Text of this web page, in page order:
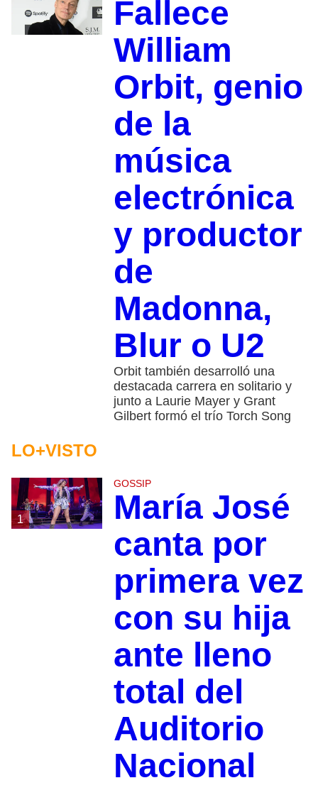
Fallece
William
Orbit, genio
de la
música
electrónica
y productor
de
Madonna,
Blur o U2
Orbit también desarrolló una
destacada carrera en solitario y
junto a Laurie Mayer y Grant
Gilbert formó el trío Torch Song
LO+VISTO
1
GOSSIP
María José
canta por
primera vez
con su hija
ante lleno
total del
Auditorio
Nacional